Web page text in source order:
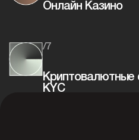
Онлайн Казино
/7
Криптовалютные
KYC